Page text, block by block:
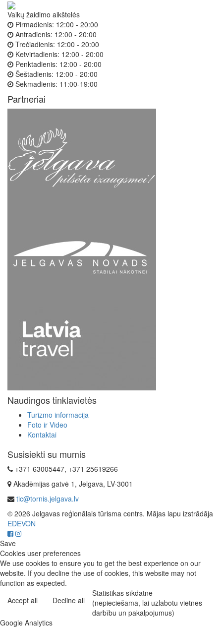
Vaikų žaidimo aikštelės
Pirmadienis: 12:00 - 20:00
Antradienis: 12:00 - 20:00
Trečiadienis: 12:00 - 20:00
Ketvirtadienis: 12:00 - 20:00
Penktadienis: 12:00 - 20:00
Šeštadienis: 12:00 - 20:00
Sekmadienis: 11:00-19:00
Partneriai
Naudingos tinklavietės
Turizmo informacija
Foto ir Video
Kontaktai
Susisiekti su mumis
+371 63005447, +371 25619266
Akadēmijas gatvė 1, Jelgava, LV-3001
tic@tornis.jelgava.lv
© 2026 Jelgavas reģionālais tūrisma centrs. Mājas lapu izstrādāja
EDEVON
Save
Cookies user preferences
We use cookies to ensure you to get the best experience on our
website. If you decline the use of cookies, this website may not
function as expected.
Accept all
Decline all
Statistikas sīkdatne
(nepieciešama, lai uzlabotu vietnes
darbību un pakalpojumus)
Google Analytics